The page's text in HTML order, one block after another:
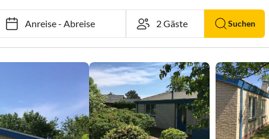
Anreise-Abreise Suchen